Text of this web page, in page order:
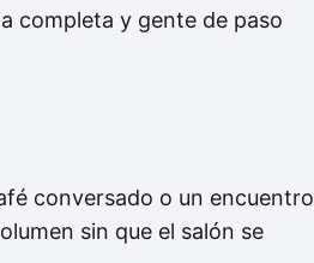
completa y gente de paso
conversado o un encuentro
sin que el salón se